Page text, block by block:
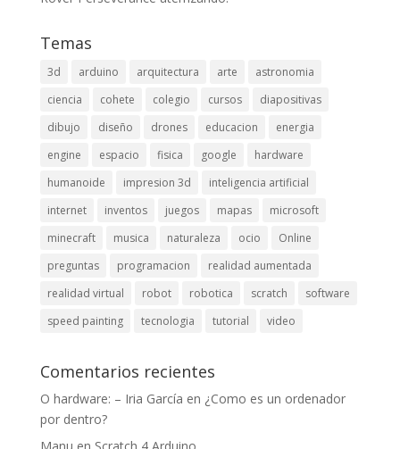
Temas
3d arduino arquitectura arte
astronomia
ciencia
cohete colegio cursos
diapositivas
dibujo
diseño drones educacion
energia
engine
espacio fisica google
hardware
humanoide
impresion 3d
inteligencia artificial
internet
inventos juegos mapas
microsoft
minecraft
musica naturaleza ocio
Online
preguntas
programacion
realidad aumentada
realidad virtual
robot robotica scratch
software
speed painting
tecnologia tutorial video
Comentarios recientes
O hardware: – Iria García en ¿Como es un ordenador
por dentro?